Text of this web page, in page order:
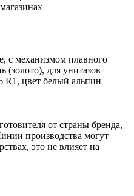
с механизмом плавного
(золото), для унитазов
R1, цвет белый альпин
от страны бренда,
производства могут
это не влияет на